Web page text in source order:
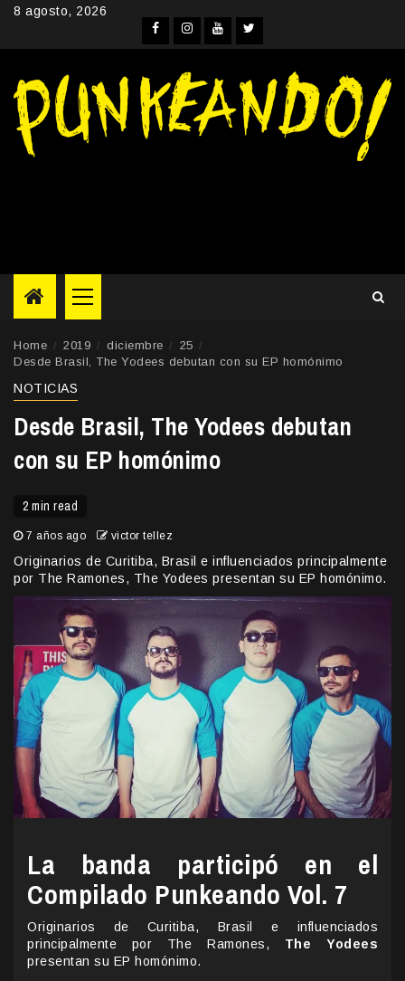
Skip8 agosto, 2026
Facebook
Instagram
YouTube
Twitter
Primary
Menu
Home 2019 diciembre
25
Desde Brasil, The Yodees debutan con su EP homónimo
NOTICIAS
Desde Brasil, The Yodees debutan
con su EP homónimo
2 min read
7 años ago victor tellez
Originarios de Curitiba, Brasil e influenciados principalmente
por The Ramones, The Yodees presentan su EP homónimo.
La banda participó en el
Compilado Punkeando Vol. 7
Originarios de Curitiba, Brasil e influenciados
principalmente por The Ramones, The Yodees
presentan su EP homónimo.